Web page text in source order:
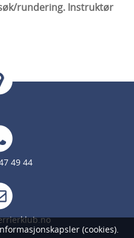
rundering. Instruktør
49 44
(cookies).